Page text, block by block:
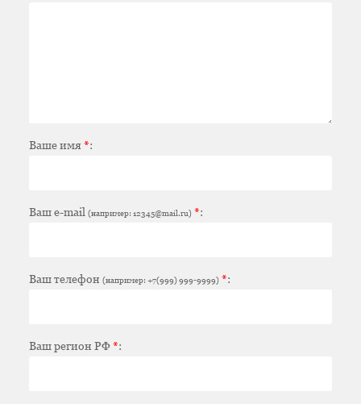
Ваше имя*:
Ваш e-mail (например: 12345@mail.ru) *:
Ваш телефон (например: +7(999) 999-9999) *:
Ваш регион РФ*: